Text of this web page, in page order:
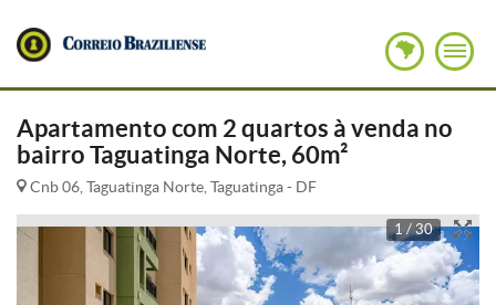
Apartamento com 2 quartos à venda no
bairro Taguatinga Norte, 60m²
Cnb 06, Taguatinga Norte, Taguatinga - DF
1 / 30